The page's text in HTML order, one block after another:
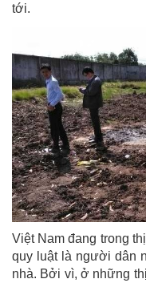
tới.
Việt Nam đang trong
quy luật là người dân
nhà. Bởi vì, ở những